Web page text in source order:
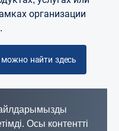
организации
найти здесь
Осы контентті